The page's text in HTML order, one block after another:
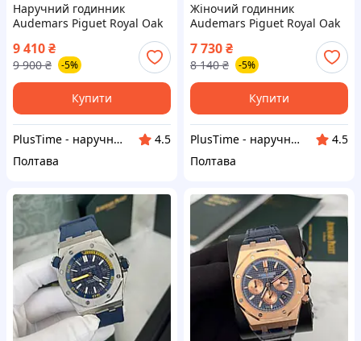
Наручний годинник
Audemars Piguet Royal Oak
Gold Black AAA чоловічий
механічний з
автопідзаводом і датою
9 410₴
9 900 ₴ -5%
Купити
PlusTime - наручні годинники
4.5
Полтава
Жіночий годинник
Audemars Piguet Royal Oak
кварцовий з датою на
сталевому браслеті
7 730₴
8 140 ₴ -5%
Купити
PlusTime - наручні годинники
4.5
Полтава